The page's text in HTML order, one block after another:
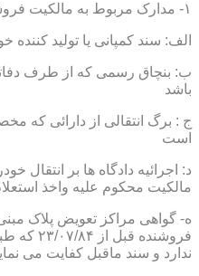
۱- مدارک مربوط به مالکیت فروشنده که عبارتند از
الف: سند کمپانی یا تولید کننده
ب: بنچاق رسمی که از طرف
باشد
ج : برگ انتقالی از دارائی که
است
د: اجرائیه دادگاه ها بر انتقال
مالکیت محکوم علیه واخذ
ه- گواهی مراکز تعویض پلاک
فروشنده
ندارد و سند ماقبل کفایت می